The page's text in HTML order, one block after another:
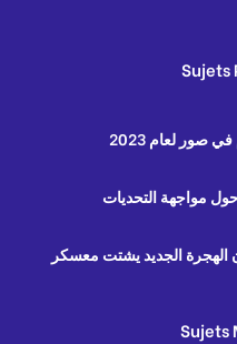
Sujets
مواجهة التحديات
الهجرة الجديد يشتت معسكر
Sujets